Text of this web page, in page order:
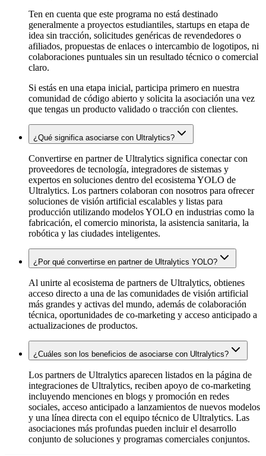
Ten en cuenta que este programa no está destinado
generalmente a proyectos estudiantiles, startups en etapa de
idea sin tracción, solicitudes genéricas de revendedores o
afiliados, propuestas de enlaces o intercambio de logotipos, ni
colaboraciones puntuales sin un resultado técnico o comercial
claro.
Si estás en una etapa inicial, participa primero en nuestra
comunidad de código abierto y solicita la asociación una vez
que tengas un producto validado o tracción con clientes.
¿Qué significa asociarse con Ultralytics?
Convertirse en partner de Ultralytics significa conectar con
proveedores de tecnología, integradores de sistemas y
expertos en soluciones dentro del ecosistema YOLO de
Ultralytics. Los partners colaboran con nosotros para ofrecer
soluciones de visión artificial escalables y listas para
producción utilizando modelos YOLO en industrias como la
fabricación, el comercio minorista, la asistencia sanitaria, la
robótica y las ciudades inteligentes.
¿Por qué convertirse en partner de Ultralytics YOLO?
Al unirte al ecosistema de partners de Ultralytics, obtienes
acceso directo a una de las comunidades de visión artificial
más grandes y activas del mundo, además de colaboración
técnica, oportunidades de co-marketing y acceso anticipado a
actualizaciones de productos.
¿Cuáles son los beneficios de asociarse con Ultralytics?
Los partners de Ultralytics aparecen listados en la página de
integraciones de Ultralytics, reciben apoyo de co-marketing
incluyendo menciones en blogs y promoción en redes
sociales, acceso anticipado a lanzamientos de nuevos modelos
y una línea directa con el equipo técnico de Ultralytics. Las
asociaciones más profundas pueden incluir el desarrollo
conjunto de soluciones y programas comerciales conjuntos.